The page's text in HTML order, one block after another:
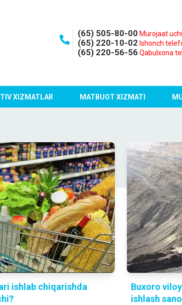
(65) 505-80-00 Murojaat
(65) 220-10-02 Ishonch
(65) 220-56-56 Qabulxona
XIZMATLAR MATBUOT XIZMATI
ishlab chiqarishda
Buxoro
ishlash